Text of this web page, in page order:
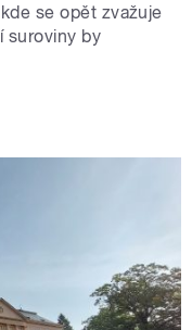
se opět zvažuje
suroviny by